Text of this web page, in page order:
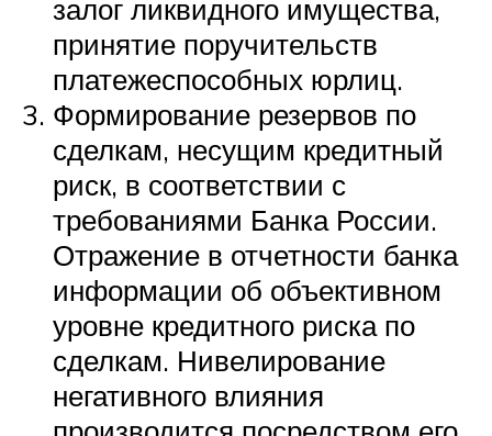
залог ликвидного имущества,
принятие поручительств
платежеспособных юрлиц.
Формирование резервов по
сделкам, несущим кредитный
риск, в соответствии с
требованиями Банка России.
Отражение в отчетности банка
информации об объективном
уровне кредитного риска по
сделкам. Нивелирование
негативного влияния